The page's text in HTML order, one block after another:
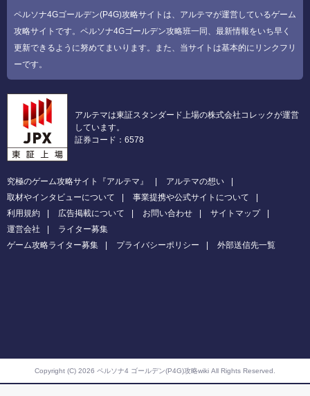
ペルソナ4Gゴールデン(P4G)攻略サイトは、アルテマが運営しているゲーム
攻略サイトです。ペルソナ4Gゴールデン攻略班一同、最新情報をいち早く
更新できるように努めてまいります。また、当サイトは基本的にリンクフリ
ーです。
アルテマは東証スタンダード上場の株式会社コレックが運営
しています。
証券コード：6578
究極のゲーム攻略サイト『アルテマ』
アルテマの想い
取材やインタビューについて
事業提携や公式サイトについて
利用規約
広告掲載について お問い合わせ
サイトマップ
運営会社
ライター募集
ゲーム攻略ライター募集
プライバシーポリシー 外部送信先一覧
Copyright (C) 2026 ペルソナ4 ゴールデン(P4G)攻略wiki All Rights Reserved.